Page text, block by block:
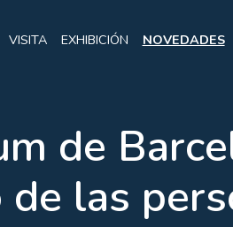
VISITA EXHIBICIÓN NOVEDADES
de
de las